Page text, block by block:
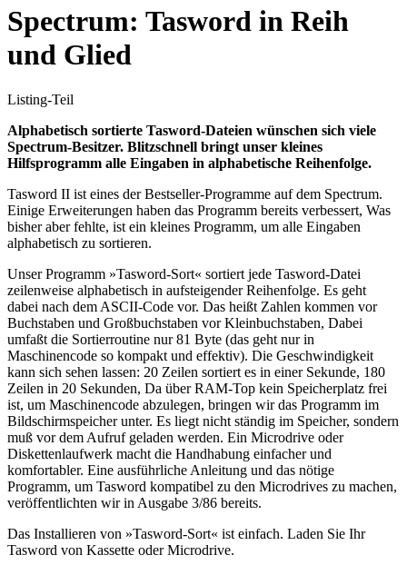
Spectrum: Tasword in Reih
und Glied
Listing-Teil
Alphabetisch sortierte Tasword-Dateien wünschen sich viele
Spectrum-Besitzer. Blitzschnell bringt unser kleines
Hilfsprogramm alle Eingaben in alphabetische Reihenfolge.
Tasword II ist eines der Bestseller-Programme auf dem Spectrum.
Einige Erweiterungen haben das Programm bereits verbessert, Was
bisher aber fehlte, ist ein kleines Programm, um alle Eingaben
alphabetisch zu sortieren.
Unser Programm »Tasword-Sort« sortiert jede Tasword-Datei
zeilenweise alphabetisch in aufsteigender Reihenfolge. Es geht
dabei nach dem ASCII-Code vor. Das heißt Zahlen kommen vor
Buchstaben und Großbuchstaben vor Kleinbuchstaben, Dabei
umfaßt die Sortierroutine nur 81 Byte (das geht nur in
Maschinencode so kompakt und effektiv). Die Geschwindigkeit
kann sich sehen lassen: 20 Zeilen sortiert es in einer Sekunde, 180
Zeilen in 20 Sekunden, Da über RAM-Top kein Speicherplatz frei
ist, um Maschinencode abzulegen, bringen wir das Programm im
Bildschirmspeicher unter. Es liegt nicht ständig im Speicher, sondern
muß vor dem Aufruf geladen werden. Ein Microdrive oder
Diskettenlaufwerk macht die Handhabung einfacher und
komfortabler. Eine ausführliche Anleitung und das nötige
Programm, um Tasword kompatibel zu den Microdrives zu machen,
veröffentlichten wir in Ausgabe 3/86 bereits.
Das Installieren von »Tasword-Sort« ist einfach. Laden Sie Ihr
Tasword von Kassette oder Microdrive.